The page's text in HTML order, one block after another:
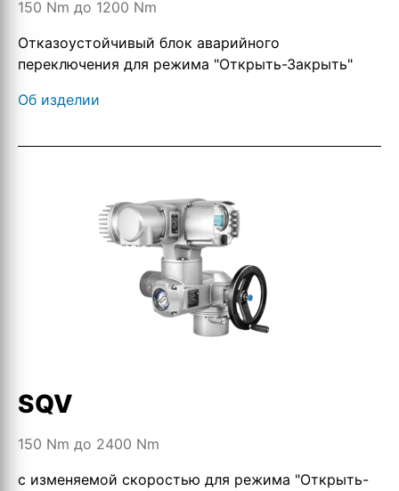
150 Nm до 1200 Nm
Отказоустойчивый блок аварийного
переключения для режима "Открыть-Закрыть"
Об изделии
SQV
150 Nm до 2400 Nm
с изменяемой скоростью для режима "Открыть-